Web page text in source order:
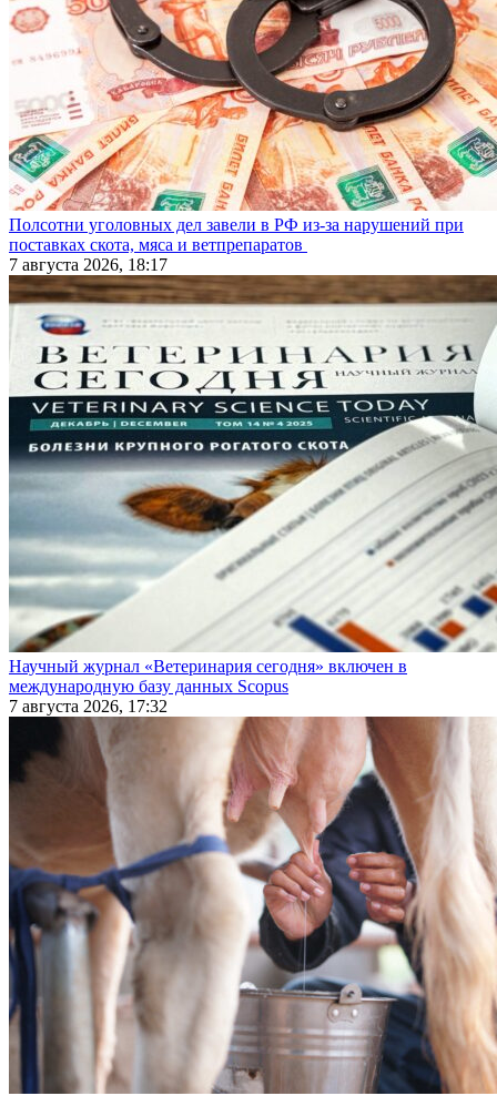
Полсотни уголовных дел завели в РФ из-за нарушений при
поставках скота, мяса и ветпрепаратов
7 августа 2026, 18:17
Научный журнал «Ветеринария сегодня» включен в
международную базу данных Scopus
7 августа 2026, 17:32